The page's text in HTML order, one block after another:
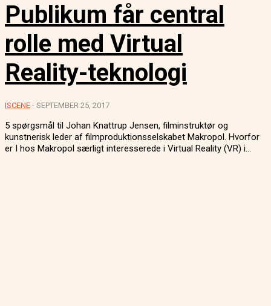
Publikum får central
rolle med Virtual
Reality-teknologi
ISCENE - SEPTEMBER 25, 2017
5 spørgsmål til Johan Knattrup Jensen, filminstruktør og
kunstnerisk leder af filmproduktionsselskabet Makropol. Hvorfor
er I hos Makropol særligt interesserede i Virtual Reality (VR) i...